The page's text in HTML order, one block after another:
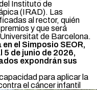
Instituto de
(IRAD). Las
al rector, quién
y que será
de Barcelona.
el Simposio SEOR,
5 de junio de 2026,
expondrán sus
para aplicar la
el cáncer infantil